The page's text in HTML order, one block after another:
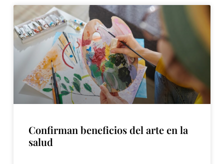
Confirman beneficios del arte en la
salud